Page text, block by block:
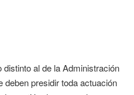
al de la Administración
deben presidir toda actuación